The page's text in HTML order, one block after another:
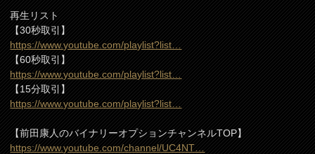
再生リスト
【30秒取引】
https://www.youtube.com/playlist?list…
【60秒取引】
https://www.youtube.com/playlist?list…
【15分取引】
https://www.youtube.com/playlist?list…
【前田康人のバイナリーオプションチャンネルTOP】
https://www.youtube.com/channel/UC4NT…